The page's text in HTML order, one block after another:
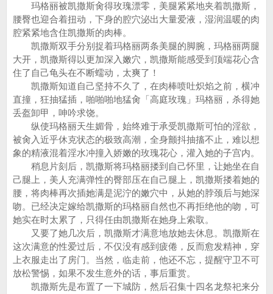
玛格丽被凯撒斯肏得玫瑰漂零，美腿紧紧地夹着凯撒斯，
腰臀也迎合着扭动，下身的腔穴泌出大量爱液，湿润温暖的肉
腔紧紧地含住凯撒斯的肉棒。
凯撒斯双手分别捉着玛格丽两条美腿的脚腕，玛格丽两腿
大开，凯撒斯得以更加深入嫩穴，凯撒斯能感受到顶端花心含
住了自己龟头在不断蠕动，太爽了！
凯撒斯知道自己坚持不久了，在肉棒喷吐炽焰之前，横冲
直撞，狂抽猛插，啪啪啪地猛肏「高庭玫瑰」玛格丽，杀得她
丢盔卸甲，呻吟求饶。
纵使玛格丽天生媚骨，始终难于承受凯撒斯可怕的淫欲，
被肏入近乎休克状态的极致高潮，全身颤抖抽搐不止，难以想
象的精液混着淫水冲撞入娇嫩的玫瑰花心，灌入她的子宫内。
稍息片刻后，凯撒斯将玛格丽搂到自己怀里，让她坐在自
己腿上，美人充满弹性的臀部压在自己腿上，凯撒斯搂着她的
腰，将肉棒再次插她满是泥泞的嫩穴中，从她的脖颈后与她深
吻。已经决定嫁给凯撒斯的玛格丽自然也不再拒绝他的吻，可
她实在时太累了，只得任由凯撒斯在她身上索取。
又要了她几次后，凯撒斯才满意地放她去休息。凯撒斯在
这次满意的性爱过后，不仅没有感到疲倦，反而愈发精神，穿
上衣服走出了房门。当然，临走前，他还不忘，提醒守卫不可
放松警惕，如果不发生意外的话，事后重赏。
凯撒斯先是布置了一下城防，然后召集十四名龙祭祀来分